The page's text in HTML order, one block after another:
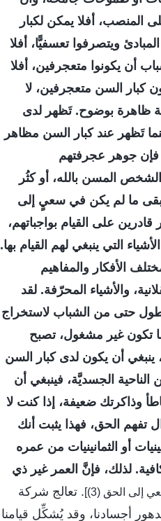
أفلا يمكن لكبار
ويتصرفوا تعسفيًّا، أفلا
أن يكونوا متعجرفين، أفلا
كبار السن متعجرفين، لا
ظاهرة بوضوح. تَظهر لدى
تَظهر عند كبار السن مظاهر
جوهر عجرفتهم
المسن بالله، أو كثُر
ما لم يكن في سعيٍ إلى
على القيام بواجباتهم،
التي ينبغي لهم القيام بها.
الأفكار والمفاهيم
والأشياء المحرّفة. لقد
حتى من الشباب لاستخراج
تكون غير مشغول، تصبح
ينبغي أن يكون لدى كبار السن
الجسديَّة، فينبغي أن
وذاكرتك ضعيفة، إذا كنت لا
تفهم الحق، فهذا يثبت أنك
أو الثمانينيات من عمره
لذلك، فإنَّ العمر غير ذي
. تعالج شركة
أجسادنا، وقد يُشكِّل قيامنا